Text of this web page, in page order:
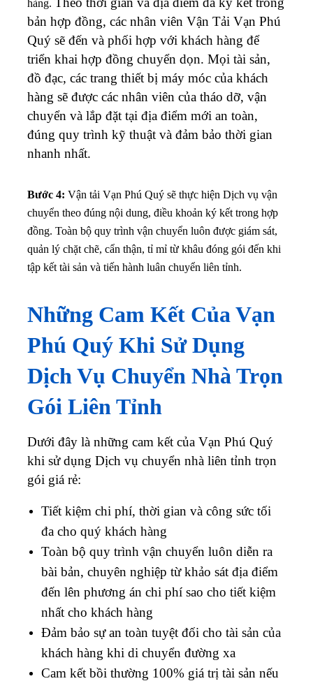
hàng.
bản hợp đồng, các nhân viên Vận Tải Vạn Phú
Quý sẽ đến và phối hợp với khách hàng để
triển khai hợp đồng chuyển dọn. Mọi tài sản,
đồ đạc, các trang thiết bị máy móc của khách
hàng sẽ được các nhân viên của tháo dỡ, vận
chuyển và lắp đặt tại địa điểm mới an toàn,
đúng quy trình kỹ thuật và đảm bảo thời gian
nhanh nhất.
Bước 4: Vận tải Vạn Phú Quý sẽ thực hiện Dịch vụ vận
chuyển theo đúng nội dung, điều khoản ký kết trong hợp
đồng. Toàn bộ quy trình vận chuyển luôn được giám sát,
quản lý chặt chẽ, cẩn thận, tỉ mỉ từ khâu đóng gói đến khi
tập kết tài sản và tiến hành luân chuyển liên tỉnh.
Những Cam Kết Của Vạn
Phú Quý Khi Sử Dụng
Dịch Vụ Chuyển Nhà Trọn
Gói Liên Tỉnh
Dưới đây là những cam kết của Vạn Phú Quý
khi sử dụng Dịch vụ chuyển nhà liên tỉnh trọn
gói giá rẻ:
Tiết kiệm chi phí, thời gian và công sức tối
đa cho quý khách hàng
Toàn bộ quy trình vận chuyển luôn diễn ra
bài bản, chuyên nghiệp từ khảo sát địa điểm
đến lên phương án chi phí sao cho tiết kiệm
nhất cho khách hàng
Đảm bảo sự an toàn tuyệt đối cho tài sản của
khách hàng khi di chuyển đường xa
Cam kết bồi thường 100% giá trị tài sản nếu